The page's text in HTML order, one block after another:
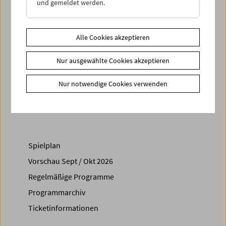
ermäßigte Tickets zu € 4. Reservierungen ausschließlich
direkt über das Filmmuseum.
Zusätzliche Materialien
2013 - Vortrag von Timothy Druckrey
Spielplan
Vorschau Sept / Okt 2026
Regelmäßige Programme
Programmarchiv
Ticketinformationen
und gemeldet werden.
Alle Cookies akzeptieren
Nur ausgewählte Cookies akzeptieren
Nur notwendige Cookies verwenden